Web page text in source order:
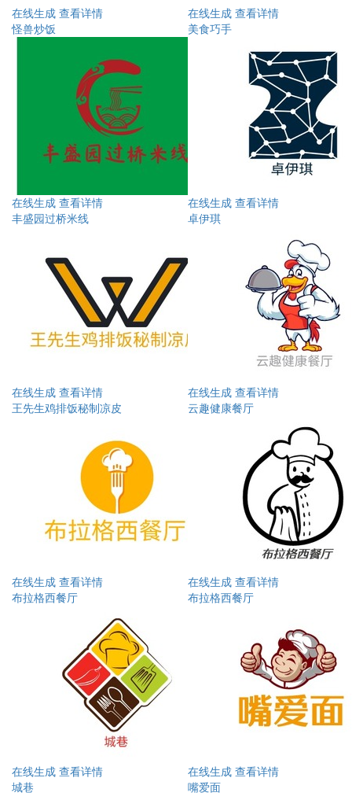
在线生成 查看详情
怪兽炒饭
在线生成 查看详情
美食巧手
在线生成 查看详情
丰盛园过桥米线
在线生成 查看详情
卓伊琪
在线生成 查看详情
王先生鸡排饭秘制凉皮
在线生成 查看详情
云趣健康餐厅
在线生成 查看详情
布拉格西餐厅
在线生成 查看详情
布拉格西餐厅
在线生成 查看详情
城巷
在线生成 查看详情
嘴爱面